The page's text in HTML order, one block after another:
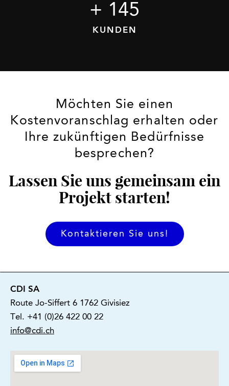
KUNDEN
+ 179
Möchten Sie einen
Kostenvoranschlag erhalten oder
Ihre zukünftigen Bedürfnisse
besprechen?
Lassen Sie uns gemeinsam ein
Projekt starten!
Kontaktieren Sie uns!
CDI SA
Route Jo-Siffert 6 1762 Givisiez
Tel. +41 (0)26 422 00 22
info@cdi.ch